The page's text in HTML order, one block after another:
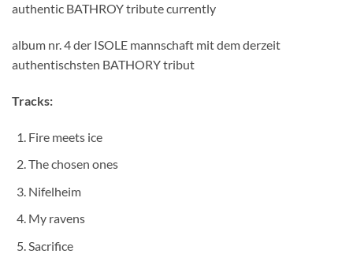
authentic BATHROY tribute currently
album nr. 4 der ISOLE mannschaft mit dem derzeit
authentischsten BATHORY tribut
Tracks:
Fire meets ice
The chosen ones
Nifelheim
My ravens
Sacrifice